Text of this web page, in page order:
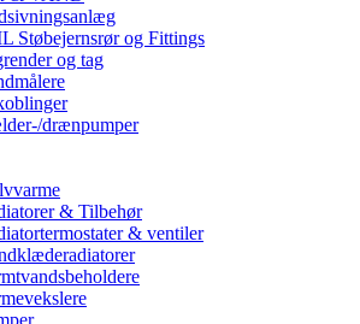
Støbejernsrør og Fittings
og tag
drænpumper
& Tilbehør
& ventiler